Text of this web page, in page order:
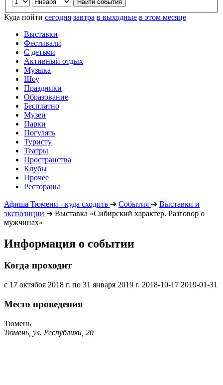
Куда пойти сегодня завтра в выходные в этом месяце
Выставки
Фестивали
С детьми
Активный отдых
Музыка
Шоу
Праздники
Образование
Бесплатно
Музеи
Парки
Погулять
Туристу
Театры
Пространства
Клубы
Прочее
Рестораны
Афиша Тюмени - куда сходить ➔ События ➔ Выставки и
экспозиции ➔ Выставка «Сибирский характер. Разговор о
мужчинах»
Информация о событии
Когда проходит
с 17 октябоя 2018 г. по 31 января 2019 г. 2018-10-17 2019-01-31
Место проведения
Тюмень
Тюмень, ул. Республики, 20